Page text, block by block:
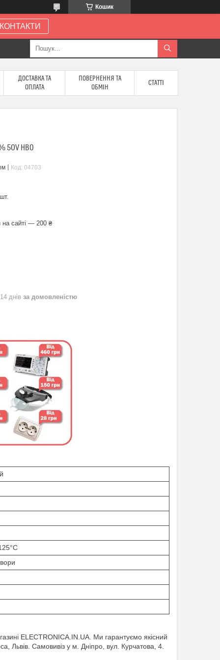
Кошик
КОНТАКТИ
ДОСТАВКА ТА
ОПЛАТА
ПОВЕРНЕННЯ ТА
ОБМІН
СТАТТІ
50V НВО
Код: 04703
на сайті — 200 ₴
днів за домовленістю
ELECTRONICA.IN.UA. Ми гарантуємо якісний
Львів. Самовивіз у м. Дніпро, вул. Курчатова, 4.